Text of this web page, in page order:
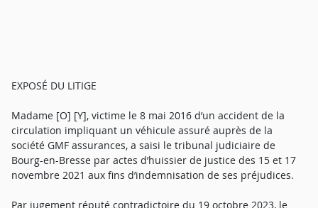
EXPOSÉ DU LITIGE
Madame [O] [Y], victime le 8 mai 2016 d’un accident de la
circulation impliquant un véhicule assuré auprès de la
société GMF assurances, a saisi le tribunal judiciaire de
Bourg-en-Bresse par actes d’huissier de justice des 15 et 17
novembre 2021 aux fins d’indemnisation de ses préjudices.
Par jugement réputé contradictoire du 19 octobre 2023, le